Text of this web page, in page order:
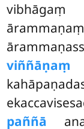
viññāṇaṃ
paññā